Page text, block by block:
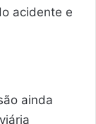
acidente e
ainda